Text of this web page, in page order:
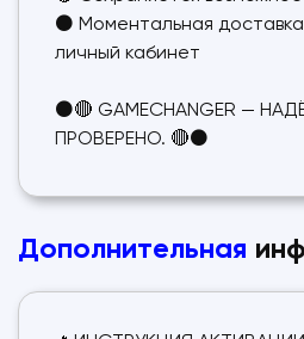
⚫ Моментальная
личный кабинет
⚫🔴 GAMECHANGER —
ПРОВЕРЕНО. 🔴⚫
Дополнительная